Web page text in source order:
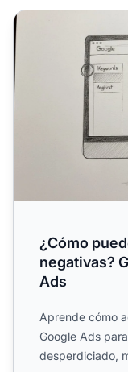
¿Cómo puedo
¿Cómo
negativas?
Ads
Aprende cómo
Google Ads
desperdiciado,